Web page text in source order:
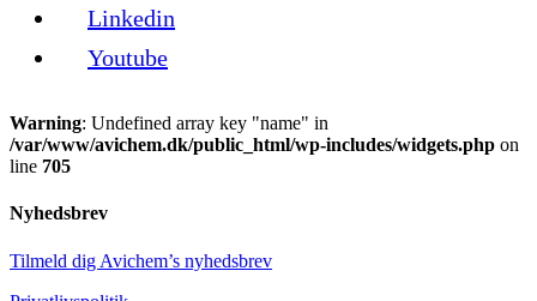
Linkedin
Youtube
Warning: Undefined array key "name" in
/var/www/avichem.dk/public_html/wp-includes/widgets.php on
line 705
Nyhedsbrev
Tilmeld dig Avichem’s nyhedsbrev